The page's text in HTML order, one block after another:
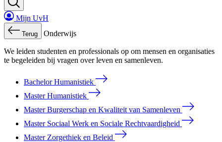
Mijn UvH
Terug Onderwijs
We leiden studenten en professionals op om mensen en organisaties
te begeleiden bij vragen over leven en samenleven.
Bachelor Humanistiek
Master Humanistiek
Master Burgerschap en Kwaliteit van Samenleven
Master Sociaal Werk en Sociale Rechtvaardigheid
Master Zorgethiek en Beleid